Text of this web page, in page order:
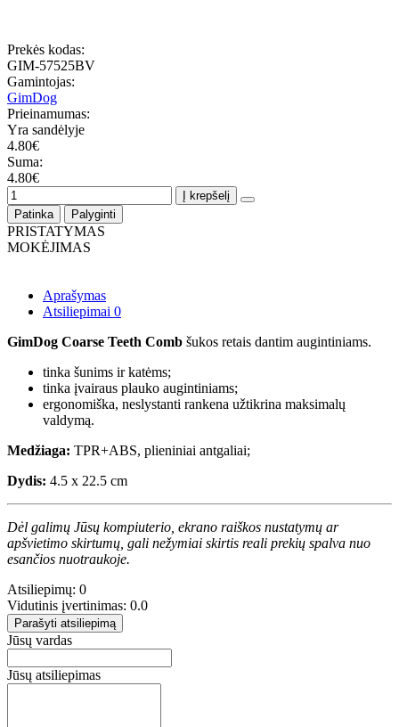
Prekės kodas:
GIM-57525BV
Gamintojas:
GimDog
Prieinamumas:
Yra sandėlyje
4.80€
Suma:
4.80€
Į krepšelį
Patinka
Palyginti
PRISTATYMAS
MOKĖJIMAS
Aprašymas
Atsiliepimai 0
GimDog Coarse Teeth Comb šukos retais dantim augintiniams.
tinka šunims ir katėms;
tinka įvairaus plauko augintiniams;
ergonomiška, neslystanti rankena užtikrina maksimalų
valdymą.
Medžiaga: TPR+ABS, plieniniai antgaliai;
Dydis: 4.5 x 22.5 cm
Dėl galimų Jūsų kompiuterio, ekrano raiškos nustatymų ar
apšvietimo skirtumų, gali nežymiai skirtis reali prekių spalva nuo
esančios nuotraukoje.
Atsiliepimų: 0
Vidutinis įvertinimas: 0.0
Parašyti atsiliepimą
Jūsų vardas
Jūsų atsiliepimas